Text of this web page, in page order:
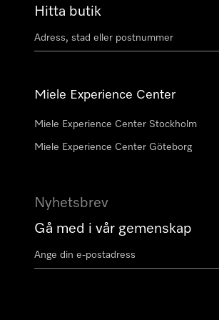
Hitta butik
Miele Experience Center
Miele Experience Center Stockholm
Miele Experience Center Göteborg
Nyhetsbrev
Gå med i vår gemenskap